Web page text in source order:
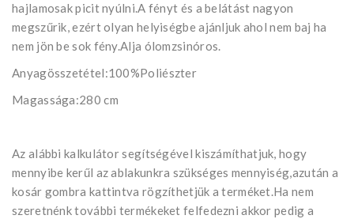
hajlamosak picit nyúlni.A fényt és a belátást nagyon
megszűrik, ezért olyan helyiségbe ajánljuk ahol nem baj ha
nem jön be sok fény.Alja ólomzsinóros.
Anyagösszetétel:100%Poliészter
Magassága:280 cm
Az alábbi kalkulátor segítségével kiszámíthatjuk, hogy
mennyibe kerűl az ablakunkra szükséges mennyiség,azután a
kosár gombra kattintva rögzíthetjük a terméket.Ha nem
szeretnénk további termékeket felfedezni akkor pedig a